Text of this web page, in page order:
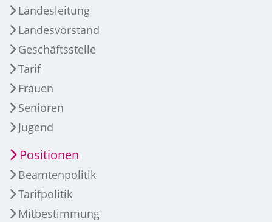
Landesleitung
Landesvorstand
Geschäftsstelle
Tarif
Frauen
Senioren
Jugend
Positionen
Beamtenpolitik
Tarifpolitik
Mitbestimmung